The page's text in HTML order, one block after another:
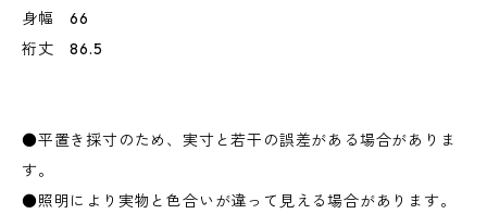
身幅 66
裄丈 86.5
●平置き採寸のため、実寸と若干の誤差がある場合がありま
す。
●照明により実物と色合いが違って見える場合があります。